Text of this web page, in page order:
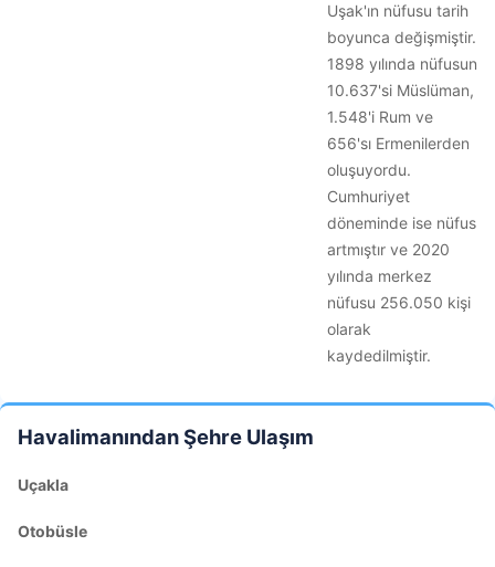
Uşak'ın nüfusu tarih
boyunca değişmiştir.
1898 yılında nüfusun
10.637'si Müslüman,
1.548'i Rum ve
656'sı Ermenilerden
oluşuyordu.
Cumhuriyet
döneminde ise nüfus
artmıştır ve 2020
yılında merkez
nüfusu 256.050 kişi
olarak
kaydedilmiştir.
Havalimanından Şehre Ulaşım
Uçakla
Otobüsle